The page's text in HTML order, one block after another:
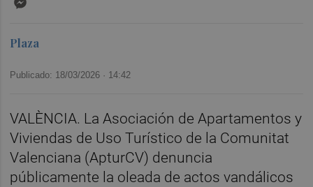
Plaza
Publicado: 18/03/2026 · 14:42
VALÈNCIA. La Asociación de Apartamentos y
Viviendas de Uso Turístico de la Comunitat
Valenciana (ApturCV) denuncia
públicamente la oleada de actos vandálicos